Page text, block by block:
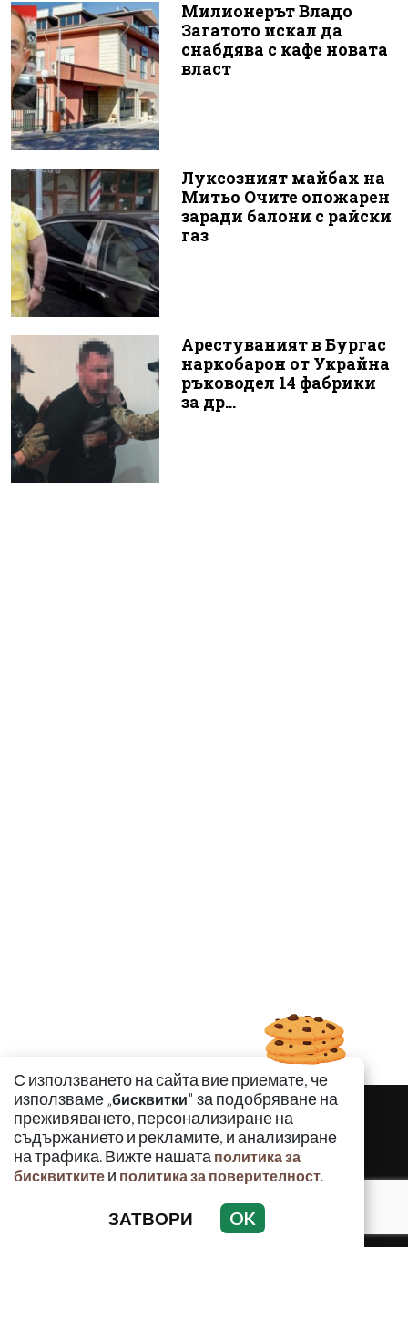
Милионерът Владо
Загатото искал да
снабдява с кафе новата
власт
Луксозният майбах на
Митьо Очите опожарен
заради балони с райски
газ
Арестуваният в Бургас
наркобарон от Украйна
ръководел 14 фабрики
за др...
С използването на сайта вие приемате, че
използваме „бисквитки" за подобряване на
преживяването, персонализиране на
съдържанието и рекламите, и анализиране
на трафика. Вижте нашата политика за
бисквитките и политика за поверителност.
ЗАТВОРИ OK